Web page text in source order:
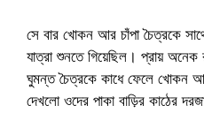
সে বার খোকন আর চাঁপা চৈত্রকে
যাত্রা শুনতে গিয়েছিল। প্রায় অনেক
ঘুমন্ত চৈত্রকে কাধে ফেলে খোকন
দেখলো ওদের পাকা বাড়ির কাঠের